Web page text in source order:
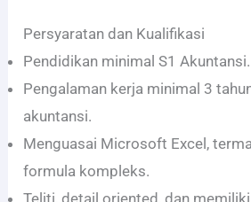
Persyaratan dan Kualifikasi
Pendidikan minimal S1 Akuntansi.
Pengalaman kerja minimal 3
akuntansi.
Menguasai Microsoft Excel,
formula kompleks.
Teliti, detail oriented, dan